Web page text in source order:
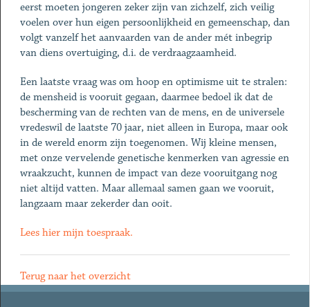
eerst moeten jongeren zeker zijn van zichzelf, zich veilig
voelen over hun eigen persoonlijkheid en gemeenschap, dan
volgt vanzelf het aanvaarden van de ander mét inbegrip
van diens overtuiging, d.i. de verdraagzaamheid.
Een laatste vraag was om hoop en optimisme uit te stralen:
de mensheid is vooruit gegaan, daarmee bedoel ik dat de
bescherming van de rechten van de mens, en de universele
vredeswil de laatste 70 jaar, niet alleen in Europa, maar ook
in de wereld enorm zijn toegenomen. Wij kleine mensen,
met onze vervelende genetische kenmerken van agressie en
wraakzucht, kunnen de impact van deze vooruitgang nog
niet altijd vatten. Maar allemaal samen gaan we vooruit,
langzaam maar zekerder dan ooit.
Lees hier mijn toespraak.
Terug naar het overzicht